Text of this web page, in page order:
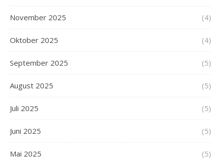
November 2025 (4)
Oktober 2025 (4)
September 2025 (5)
August 2025 (5)
Juli 2025 (5)
Juni 2025 (5)
Mai 2025 (5)